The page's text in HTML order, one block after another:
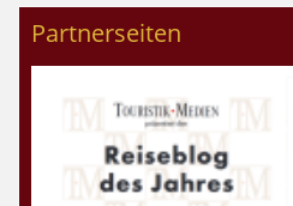
Partnerseiten